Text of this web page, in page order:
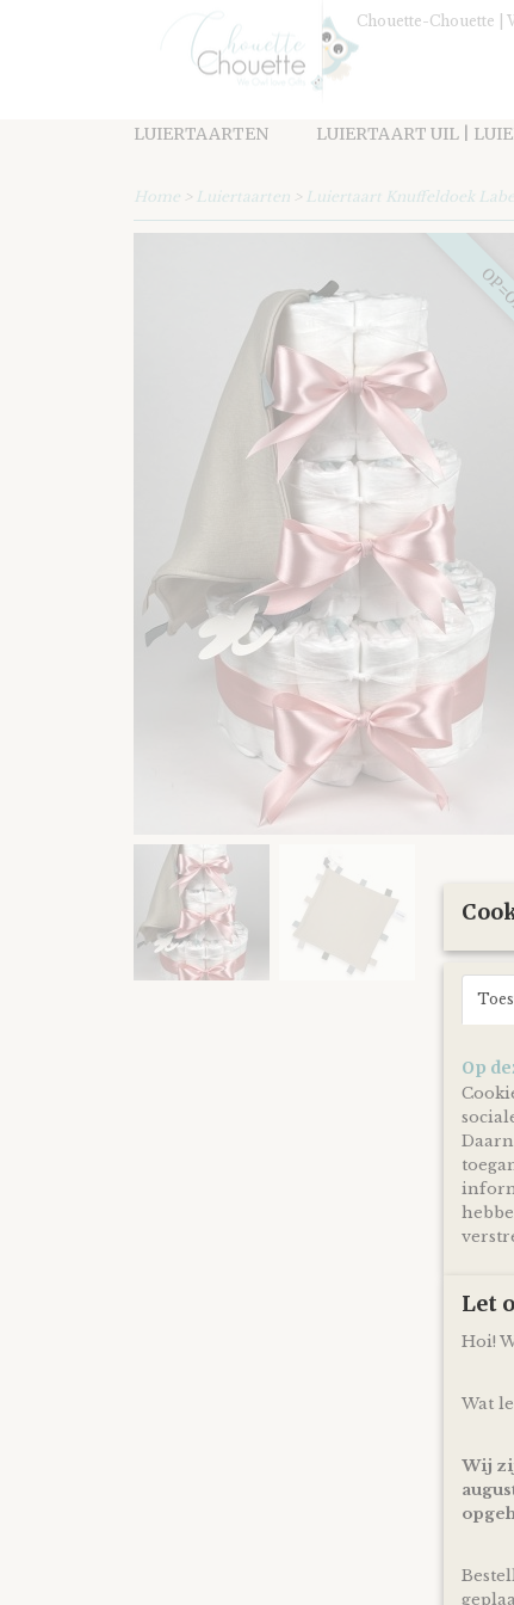
Chouette-Chouette |
LUIERTAARTEN LUIERTAART UIL |
Home > Luiertaarten > Luiertaart Knuffeldoek
Op
Let
Hoi!
Wat
Wij